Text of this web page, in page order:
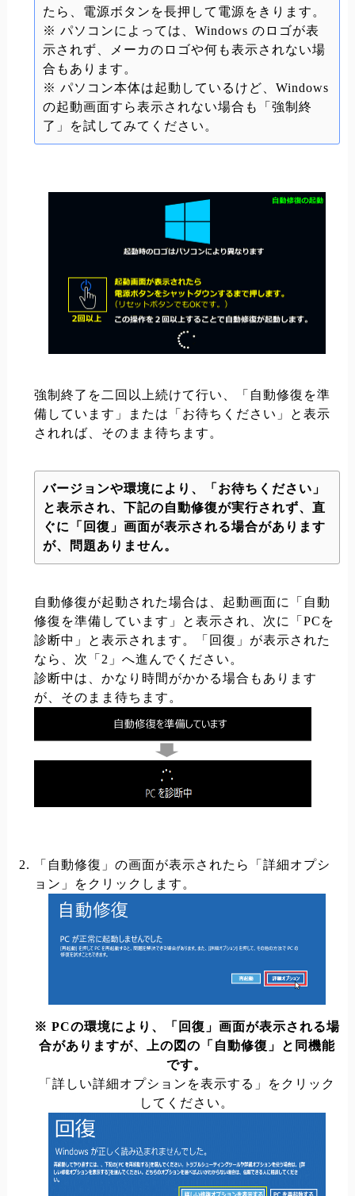
たら、電源ボタンを長押して電源をきります。
※ パソコンによっては、Windows のロゴが表
示されず、メーカのロゴや何も表示されない場
合もあります。
※ パソコン本体は起動しているけど、Windows
の起動画面すら表示されない場合も「強制終
了」を試してみてください。
強制終了を二回以上続けて行い、「自動修復を準
備しています」または「お待ちください」と表示
されれば、そのまま待ちます。
バージョンや環境により、「お待ちください」
と表示され、下記の自動修復が実行されず、直
ぐに「回復」画面が表示される場合があります
が、問題ありません。
自動修復が起動された場合は、起動画面に「自動
修復を準備しています」と表示され、次に「PCを
診断中」と表示されます。「回復」が表示された
なら、次「2」へ進んでください。
診断中は、かなり時間がかかる場合もあります
が、そのまま待ちます。
「自動修復」の画面が表示されたら「詳細オプシ
ョン」をクリックします。
※ PCの環境により、「回復」画面が表示される場
合がありますが、上の図の「自動修復」と同機能
です。
「詳しい詳細オプションを表示する」をクリック
してください。